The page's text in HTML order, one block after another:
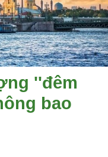
''đêm
bao